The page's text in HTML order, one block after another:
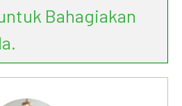
Bahagiakan